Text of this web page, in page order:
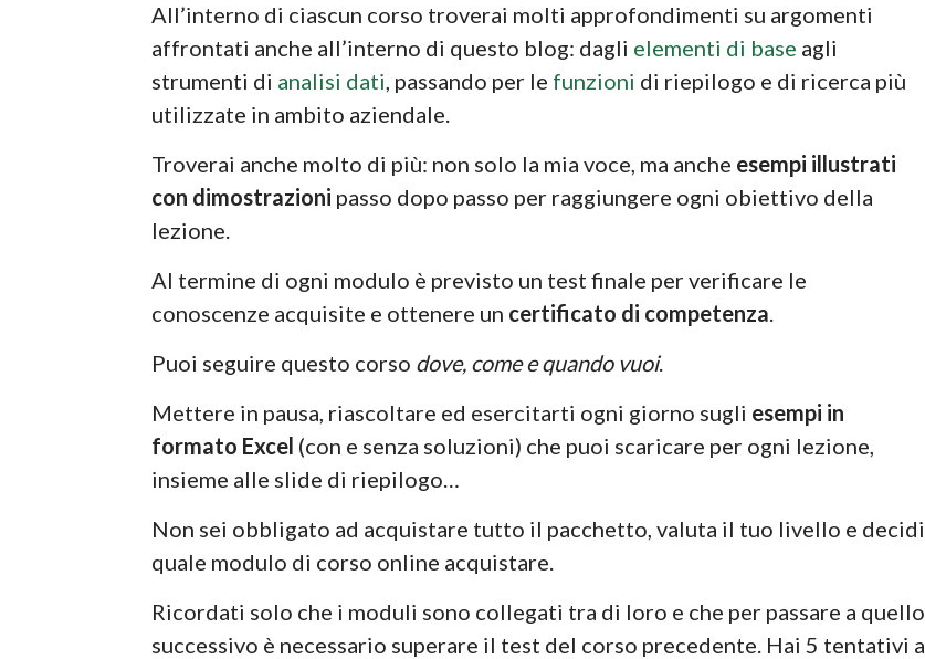
All’interno di ciascun corso troverai molti approfondimenti su argomenti
affrontati anche all’interno di questo blog: dagli elementi di base agli
strumenti di analisi dati, passando per le funzioni di riepilogo e di ricerca più
utilizzate in ambito aziendale.
Troverai anche molto di più: non solo la mia voce, ma anche esempi illustrati
con dimostrazioni passo dopo passo per raggiungere ogni obiettivo della
lezione.
Al termine di ogni modulo è previsto un test finale per verificare le
conoscenze acquisite e ottenere un certificato di competenza.
Puoi seguire questo corso dove, come e quando vuoi.
Mettere in pausa, riascoltare ed esercitarti ogni giorno sugli esempi in
formato Excel (con e senza soluzioni) che puoi scaricare per ogni lezione,
insieme alle slide di riepilogo…
Non sei obbligato ad acquistare tutto il pacchetto, valuta il tuo livello e decidi
quale modulo di corso online acquistare.
Ricordati solo che i moduli sono collegati tra di loro e che per passare a quello
successivo è necessario superare il test del corso precedente. Hai 5 tentativi a